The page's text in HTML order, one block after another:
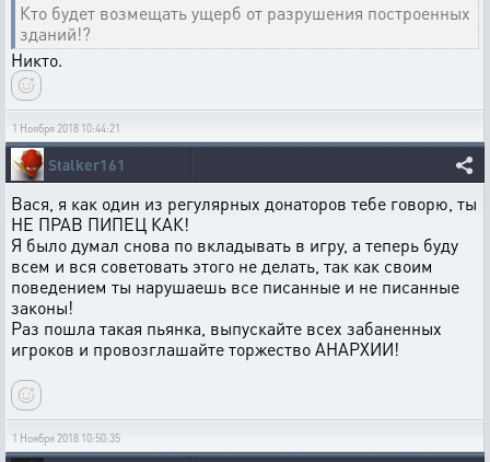
Кто будет возмещать ущерб от разрушения построенных
зданий!?
Никто.
1 Ноября 2018 10:44:21
Stalker161
Вася, я как один из регулярных донаторов тебе говорю, ты
НЕ ПРАВ ПИПЕЦ КАК!
Я было думал снова по вкладывать в игру, а теперь буду
всем и вся советовать этого не делать, так как своим
поведением ты нарушаешь все писанные и не писанные
законы!
Раз пошла такая пьянка, выпускайте всех забаненных
игроков и провозглашайте торжество АНАРХИИ!
1 Ноября 2018 10:50:35